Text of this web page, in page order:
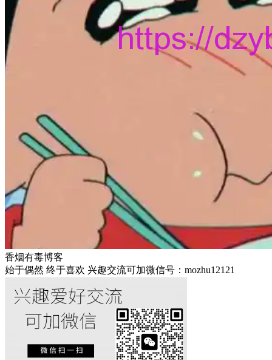
香烟有毒博客
始于偶然 终于喜欢 兴趣交流可加微信号：mozhu12121